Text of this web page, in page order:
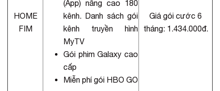
HOME
FIM
(App) nâng cao 180
kênh. Danh sách gói
kênh truyền hình
MyTV
Gói phim Galaxy cao
cấp
Miễn phí gói HBO GO
Giá gói cước 6
tháng: 1.434.000đ.